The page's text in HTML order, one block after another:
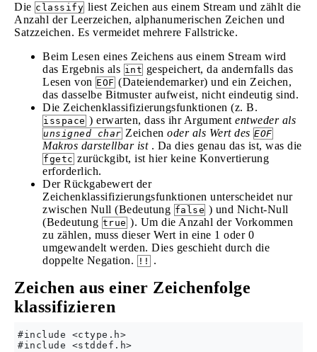
Die classify liest Zeichen aus einem Stream und zählt die
Anzahl der Leerzeichen, alphanumerischen Zeichen und
Satzzeichen. Es vermeidet mehrere Fallstricke.
Beim Lesen eines Zeichens aus einem Stream wird
das Ergebnis als int gespeichert, da andernfalls das
Lesen von EOF (Dateiendemarker) und ein Zeichen,
das dasselbe Bitmuster aufweist, nicht eindeutig sind.
Die Zeichenklassifizierungsfunktionen (z. B.
isspace ) erwarten, dass ihr Argument entweder als
unsigned char Zeichen oder als Wert des EOF
Makros darstellbar ist. Da dies genau das ist, was die
fgetc zurückgibt, ist hier keine Konvertierung
erforderlich.
Der Rückgabewert der
Zeichenklassifizierungsfunktionen unterscheidet nur
zwischen Null (Bedeutung false ) und Nicht-Null
(Bedeutung true ). Um die Anzahl der Vorkommen
zu zählen, muss dieser Wert in eine 1 oder 0
umgewandelt werden. Dies geschieht durch die
doppelte Negation.
!! .
Zeichen aus einer Zeichenfolge
klassifizieren
#include <ctype.h>
#include <stddef.h>